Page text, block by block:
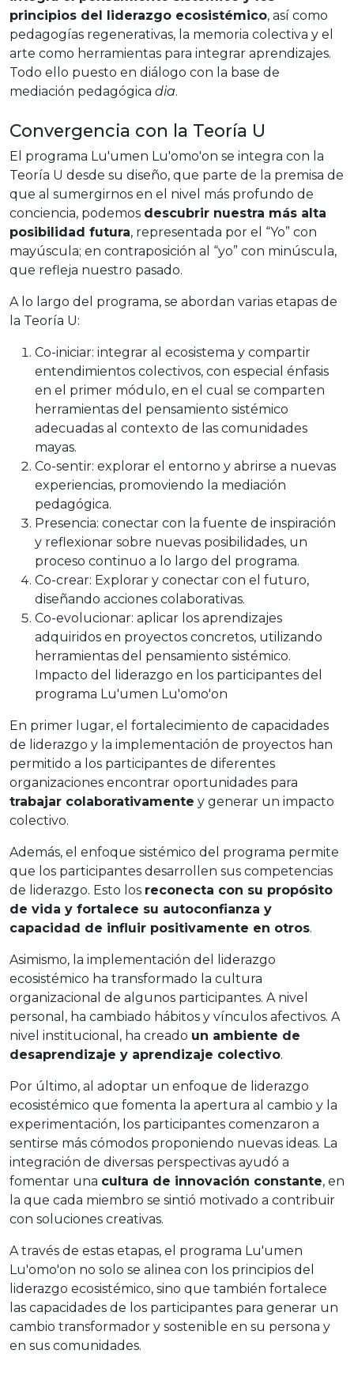
principios del liderazgo ecosistémico, así como
pedagogías regenerativas, la memoria colectiva y el
arte como herramientas para integrar aprendizajes.
Todo ello puesto en diálogo con la base de
mediación pedagógica dia.
Convergencia con la Teoría U
El programa Lu'umen Lu'omo'on se integra con la
Teoría U desde su diseño, que parte de la premisa de
que al sumergirnos en el nivel más profundo de
conciencia, podemos descubrir nuestra más alta
posibilidad futura, representada por el “Yo” con
mayúscula; en contraposición al “yo” con minúscula,
que refleja nuestro pasado.
A lo largo del programa, se abordan varias etapas de
la Teoría U:
Co-iniciar: integrar al ecosistema y compartir
entendimientos colectivos, con especial énfasis
en el primer módulo, en el cual se comparten
herramientas del pensamiento sistémico
adecuadas al contexto de las comunidades
mayas.
Co-sentir: explorar el entorno y abrirse a nuevas
experiencias, promoviendo la mediación
pedagógica.
Presencia: conectar con la fuente de inspiración
y reflexionar sobre nuevas posibilidades, un
proceso continuo a lo largo del programa.
Co-crear: Explorar y conectar con el futuro,
diseñando acciones colaborativas.
Co-evolucionar: aplicar los aprendizajes
adquiridos en proyectos concretos, utilizando
herramientas del pensamiento sistémico.
Impacto del liderazgo en los participantes del
programa Lu'umen Lu'omo'on
En primer lugar, el fortalecimiento de capacidades
de liderazgo y la implementación de proyectos han
permitido a los participantes de diferentes
organizaciones encontrar oportunidades para
trabajar colaborativamente y generar un impacto
colectivo.
Además, el enfoque sistémico del programa permite
que los participantes desarrollen sus competencias
de liderazgo. Esto los reconecta con su propósito
de vida y fortalece su autoconfianza y
capacidad de influir positivamente en otros.
Asimismo, la implementación del liderazgo
ecosistémico ha transformado la cultura
organizacional de algunos participantes. A nivel
personal, ha cambiado hábitos y vínculos afectivos. A
nivel institucional, ha creado un ambiente de
desaprendizaje y aprendizaje colectivo.
Por último, al adoptar un enfoque de liderazgo
ecosistémico que fomenta la apertura al cambio y la
experimentación, los participantes comenzaron a
sentirse más cómodos proponiendo nuevas ideas. La
integración de diversas perspectivas ayudó a
fomentar una cultura de innovación constante, en
la que cada miembro se sintió motivado a contribuir
con soluciones creativas.
A través de estas etapas, el programa Lu'umen
Lu'omo'on no solo se alinea con los principios del
liderazgo ecosistémico, sino que también fortalece
las capacidades de los participantes para generar un
cambio transformador y sostenible en su persona y
en sus comunidades.